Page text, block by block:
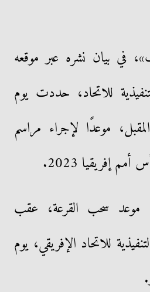
في بيان نشره عبر موقعه
للاتحاد، حددت يوم
المقبل، موعدًا لإجراء مراسم
إفريقيا 2023.
موعد سحب القرعة، عقب
للاتحاد الإفريقي، يوم